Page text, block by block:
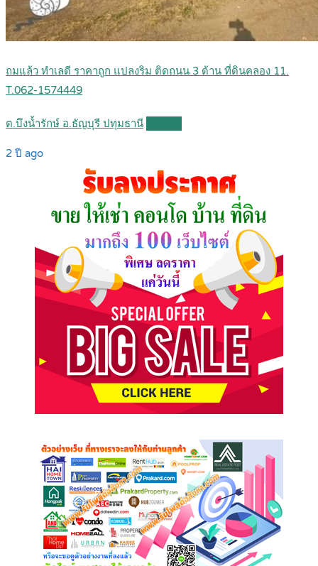
ถมแล้ว ทำเลดี ราคาถูก แปลงริม ติดถนน 3 ด้าน ที่ดินคลอง 11.
T.062-1574449
ต.บึงน้ำรักษ์ อ.ธัญบุรี ปทุมธานี
2 ปี ago